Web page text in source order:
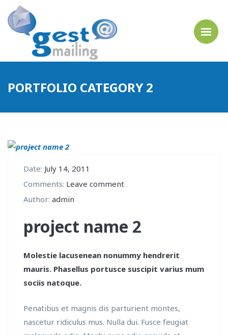
PORTFOLIO CATEGORY 2
Date: July 14, 2011
Comments: Leave comment
Author: admin
project name 2
Molestie lacusenean nonummy hendrerit
mauris. Phasellus portusce suscipit varius mum
sociis natoque.
Penatibus et magnis dis parturient montes,
nascetur ridiculus mus. Nulla dui. Fusce feugiat